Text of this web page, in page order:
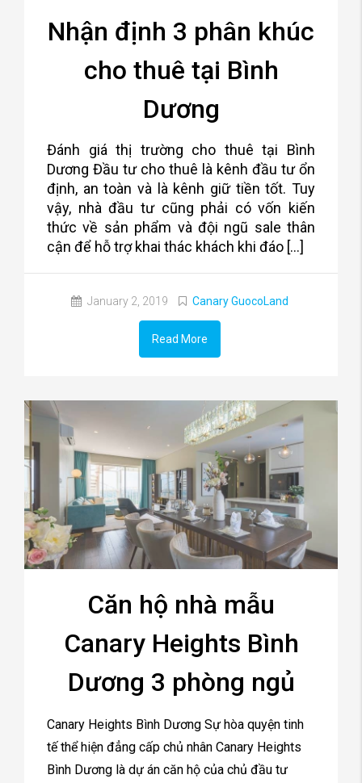
Nhận định 3 phân khúc
cho thuê tại Bình
Dương
Đánh giá thị trường cho thuê tại Bình
Dương Đầu tư cho thuê là kênh đầu tư ổn
định, an toàn và là kênh giữ tiền tốt. Tuy
vậy, nhà đầu tư cũng phải có vốn kiến
thức về sản phẩm và đội ngũ sale thân
cận để hỗ trợ khai thác khách khi đáo […]
January 2, 2019 Canary GuocoLand
Read More
Căn hộ nhà mẫu
Canary Heights Bình
Dương 3 phòng ngủ
Canary Heights Bình Dương Sự hòa quyện tinh
tế thể hiện đẳng cấp chủ nhân Canary Heights
Bình Dương là dự án căn hộ của chủ đầu tư